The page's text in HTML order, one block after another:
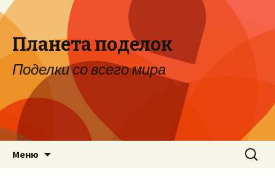
Планета поделок
Поделки со всего мира
Меню Найти: